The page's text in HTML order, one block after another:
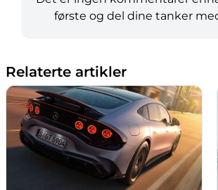
første og del dine tanker
Relaterte artikler